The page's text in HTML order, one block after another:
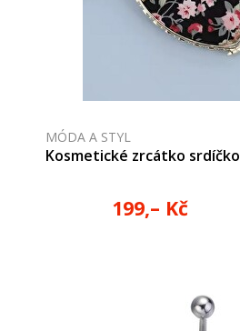
MÓDA A STYL
Kosmetické zrcátko srdíčko
199,– Kč